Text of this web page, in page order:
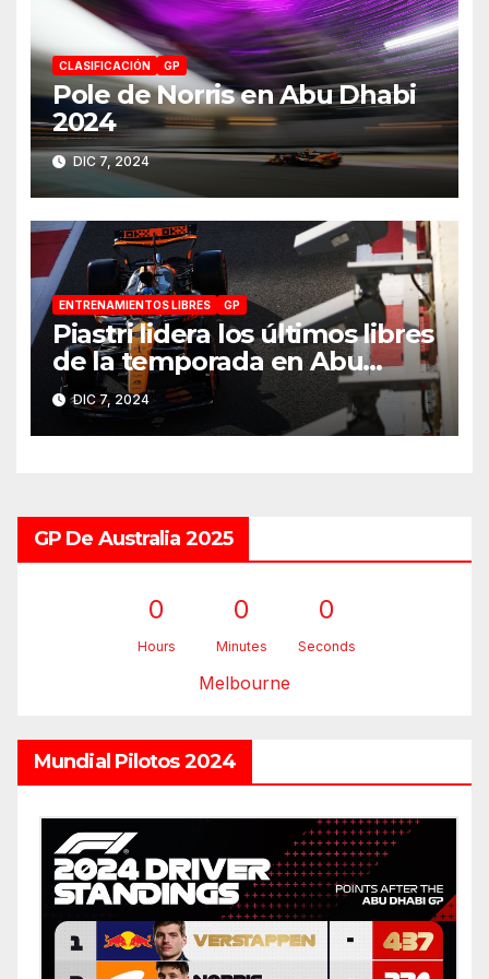
CLASIFICACIÓN GP
Pole de Norris en Abu Dhabi
2024
DIC 7, 2024
ENTRENAMIENTOS LIBRES GP
Piastri lidera los últimos libres
de la temporada en Abu
Dhabi 2024
DIC 7, 2024
GP De Australia 2025
0
Hours
0
Minutes
0
Seconds
Melbourne
Mundial Pilotos 2024